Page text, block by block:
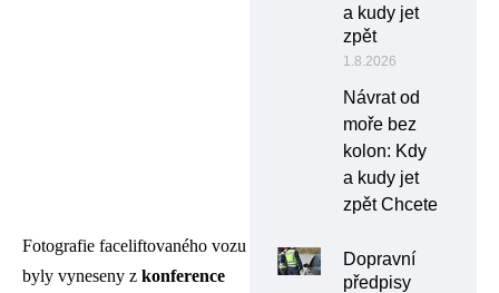
Fotografie faceliftovaného vozu
byly vyneseny z konference
a kudy jet
zpět
1.8.2026
Návrat od
moře bez
kolon: Kdy
a kudy jet
zpět Chcete
Dopravní
předpisy